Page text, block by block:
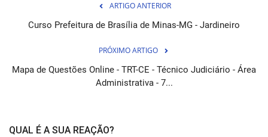
ARTIGO ANTERIOR
Curso Prefeitura de Brasília de Minas-MG - Jardineiro
PRÓXIMO ARTIGO
Mapa de Questões Online - TRT-CE - Técnico Judiciário - Área
Administrativa - 7...
QUAL É A SUA REAÇÃO?